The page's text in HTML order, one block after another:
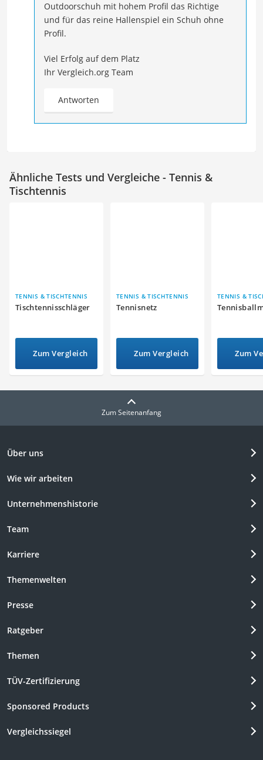
Outdoorschuh mit hohem Profil das Richtige
und für das reine Hallenspiel ein Schuh ohne
Profil.
Viel Erfolg auf dem Platz
Ihr Vergleich.org Team
Antworten
Ähnliche Tests und Vergleiche - Tennis &
Tischtennis
TENNIS & TISCHTENNIS
Tischtennisschläger
Zum Vergleich
TENNIS & TISCHTENNIS
Tennisnetz
Zum Vergleich
TENNIS &
Zum
Zum Seitenanfang
Über uns
Wie wir arbeiten
Unternehmenshistorie
Team
Karriere
Themenwelten
Presse
Ratgeber
Themen
TÜV-Zertifizierung
Sponsored Products
Vergleichssiegel